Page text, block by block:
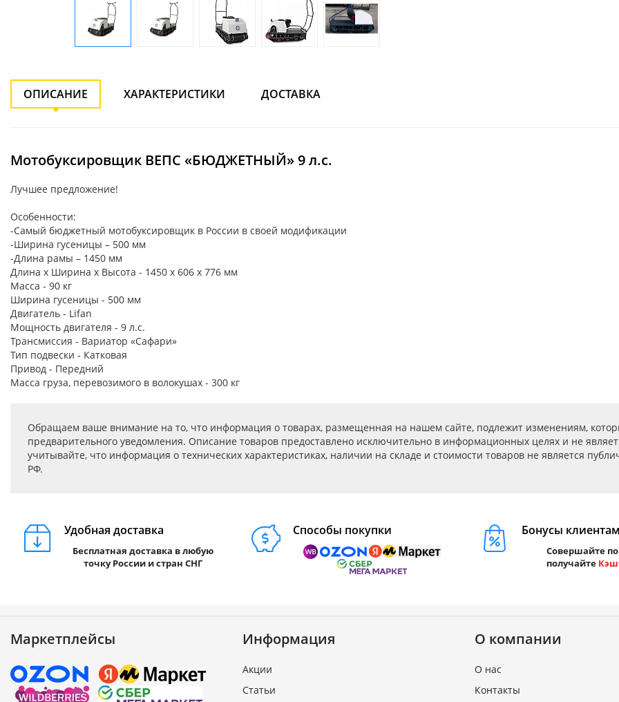
ОПИСАНИЕ ХАРАКТЕРИСТИКИ ДОСТАВКА
Мотобуксировщик ВЕПС «БЮДЖЕТНЫЙ» 9 л.с.
Лучшее предложение!
Особенности:
-Самый бюджетный мотобуксировщик в России в своей модификации
-Ширина гусеницы – 500 мм
-Длина рамы – 1450 мм
Длина х Ширина х Высота - 1450 х 606 х 776 мм
Масса - 90 кг
Ширина гусеницы - 500 мм
Двигатель - Lifan
Мощность двигателя - 9 л.с.
Трансмиссия - Вариатор «Сафари»
Тип подвески - Катковая
Привод - Передний
Масса груза, перевозимого в волокушах - 300 кг
Обращаем ваше внимание на то, что информация о товарах, размещенная на нашем сайте, подлежит изменениям,
предварительного уведомления. Описание товаров предоставлено исключительно в информационных целях и не
учитывайте, что информация о технических характеристиках, наличии на складе и стоимости товаров не является
РФ.
Удобная доставка
Бесплатная доставка в любую
точку России и стран СНГ
Способы покупки Бонусы клиентам
Совершайте
получайте
Маркетплейсы Информация
Акции
Статьи
О компании
О нас
Контакты